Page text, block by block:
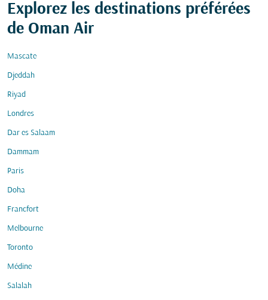
Explorez les destinations préférées
de Oman Air
Mascate
Djeddah
Riyad
Londres
Dar es Salaam
Dammam
Paris
Doha
Francfort
Melbourne
Toronto
Médine
Salalah